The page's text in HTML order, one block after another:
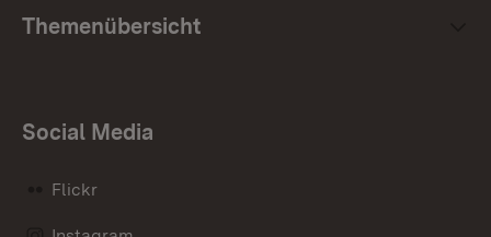
Themenübersicht
Social Media
Flickr